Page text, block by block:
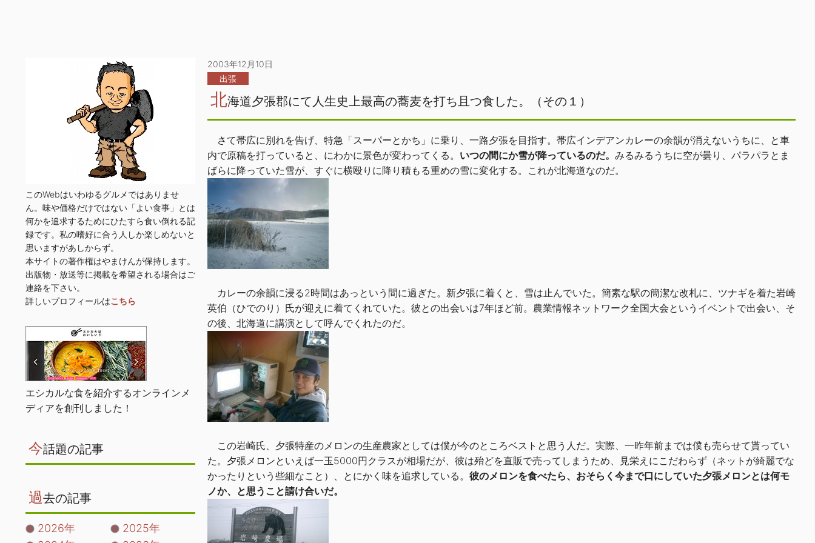
2003年12月10日
出張
北海道夕張郡にて人生史上最高の蕎麦を打ち且つ食した。（その１）
さて帯広に別れを告げ、特急「スーパーとかち」に乗り、一路夕張を目指す。帯広インデアンカレーの余韻が消えないうちに、と車
内で原稿を打っていると、にわかに景色が変わってくる。 いつの間にか雪が降っているのだ。 みるみるうちに空が曇り、パラパラとま
ばらに降っていた雪が、すぐに横殴りに降り積もる重めの雪に変化する。これが北海道なのだ。
カレーの余韻に浸る2時間はあっという間に過ぎた。新夕張に着くと、雪は止んでいた。簡素な駅の簡潔な改札に、ツナギを着た岩崎
英伯（ひでのり）氏が迎えに着てくれていた。彼との出会いは7年ほど前。農業情報ネットワーク全国大会というイベントで出会い、そ
の後、北海道に講演として呼んでくれたのだ。
この岩崎氏、夕張特産のメロンの生産農家としては僕が今のところベストと思う人だ。実際、一昨年前までは僕も売らせて貰ってい
た。夕張メロンといえば一玉5000円クラスが相場だが、彼は殆どを直販で売ってしまうため、見栄えにこだわらず（ネットが綺麗でな
かったりという些細なこと）、とにかく味を追求している。 彼のメロンを食べたら、おそらく今まで口にしていた夕張メロンとは何モ
ノか、と思うこと請け合いだ。
このWebはいわゆるグルメではありませ
ん。味や価格だけではない「よい食事」とは
何かを追求するためにひたすら食い倒れる記
録です。私の嗜好に合う人しか楽しめないと
思いますがあしからず。
本サイトの著作権はやまけんが保持します。
出版物・放送等に掲載を希望される場合はご
連絡を下さい。
詳しいプロフィールはこちら
エシカルな食を紹介するオンラインメ
ディアを創刊しました！
今話題の記事
過去の記事
2026年
2025年